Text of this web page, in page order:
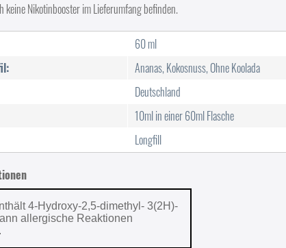
keine Nikotinbooster im Lieferumfang befinden.
60 ml
Ananas, Kokosnuss, Ohne Koolada
Deutschland
10ml in einer 60ml Flasche
Longfill
4-Hydroxy-2,5-dimethyl- 3(2H)-
allergische Reaktionen